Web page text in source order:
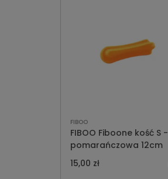
FIBOO
FIBOO Fiboone kość S -
pomarańczowa 12cm
15,00 zł